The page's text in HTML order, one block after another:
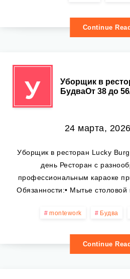
Continue
У
Уборщик в
БудваОт 38 до
24 марта, 2026
Уборщик в ресторан Lucky
день Ресторан с
профессиональным караоке
Обязанности:• Мытье столовой
montework Будва
Continue